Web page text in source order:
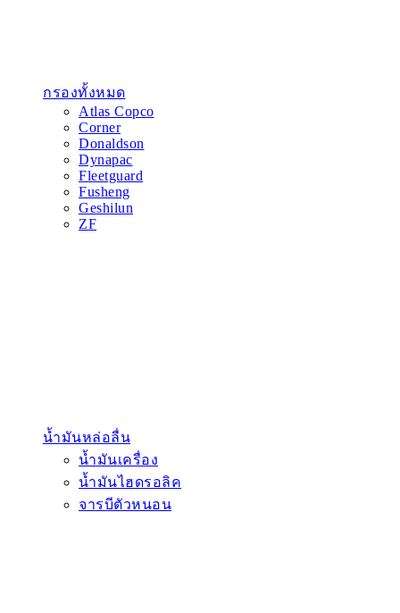
กรองทั้งหมด
Atlas Copco
Corner
Donaldson
Dynapac
Fleetguard
Fusheng
Geshilun
ZF
น้ำมันหล่อลื่น
น้ำมันเครื่อง
น้ำมันไฮดรอลิค
จารบีตัวหนอน